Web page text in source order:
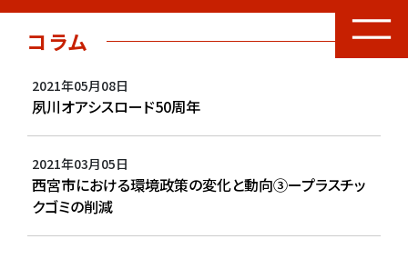
コラム
2021年05月08日
夙川オアシスロード50周年
2021年03月05日
西宮市における環境政策の変化と動向③ープラスチッ
クゴミの削減